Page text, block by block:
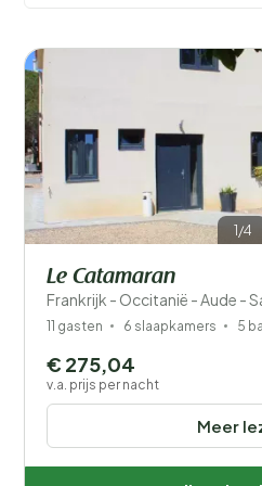
eten en drinken,
Filters opslaan
1/4
Le Catamaran
Frankrijk - Occitanië - Aude -
11 gasten 6 slaapkamers 5
Meer
€ 275,04
v.a. prijs per nacht